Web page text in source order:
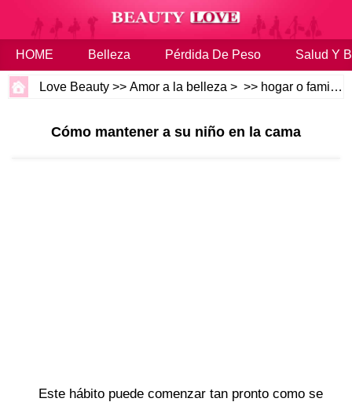
HOME Belleza Pérdida De Peso Salud Y
Love Beauty >>Amor a la belleza > >> hogar o familia
Cómo mantener a su niño en la cama
Este hábito puede comenzar tan pronto como se